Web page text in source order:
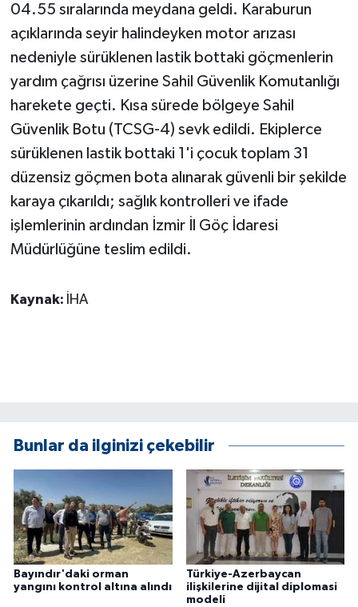
04.55 sıralarında meydana geldi. Karaburun
açıklarında seyir halindeyken motor arızası
nedeniyle sürüklenen lastik bottaki göçmenlerin
yardım çağrısı üzerine Sahil Güvenlik Komutanlığı
harekete geçti. Kısa sürede bölgeye Sahil
Güvenlik Botu (TCSG-4) sevk edildi. Ekiplerce
sürüklenen lastik bottaki 1'i çocuk toplam 31
düzensiz göçmen bota alınarak güvenli bir şekilde
karaya çıkarıldı; sağlık kontrolleri ve ifade
işlemlerinin ardından İzmir İl Göç İdaresi
Müdürlüğüne teslim edildi.
Kaynak: İHA
Bunlar da ilginizi çekebilir
Bayındır'daki orman
yangını kontrol altına alındı
Türkiye-Azerbaycan
ilişkilerine dijital diplomasi
modeli
GENEL
GÜNDEM
HABERDE İNSAN
İNSAN
Jandarma
Otomobil
POLİTİKA
Sağlık
SİYASET